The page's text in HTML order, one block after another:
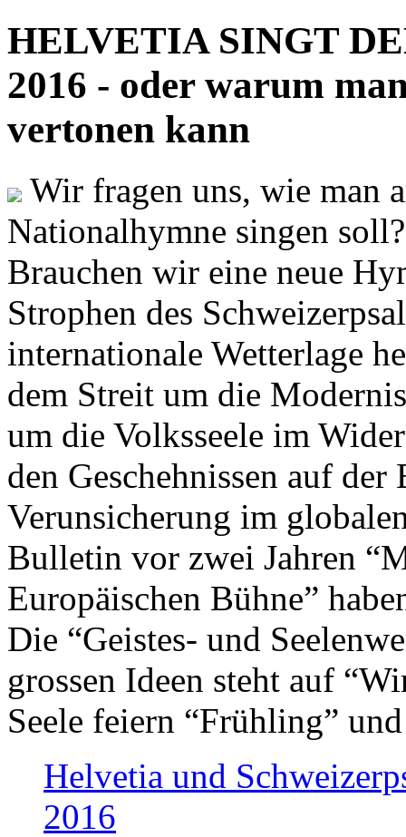
HELVETIA SINGT
2016 - oder warum
vertonen kann
Wir fragen uns, wie man
Nationalhymne singen
Brauchen wir eine neue
Strophen des
internationale Wetterlage
dem Streit um die
um die Volksseele im
den Geschehnissen auf
Verunsicherung im
Bulletin vor zwei Jahren
Europäischen Bühne”
Die “Geistes- und
grossen Ideen steht auf
Seele feiern “Frühling”
Helvetia und
2016